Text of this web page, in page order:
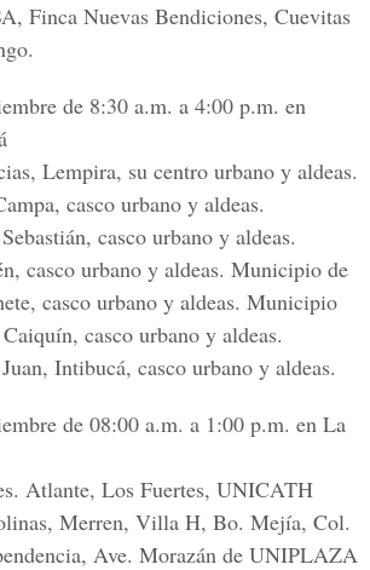
Finca Nuevas Bendiciones, Cuevitas
de 8:30 a.m. a 4:00 p.m. en
Lempira, su centro urbano y aldeas.
casco urbano y aldeas.
casco urbano y aldeas.
casco urbano y aldeas. Municipio de
casco urbano y aldeas. Municipio
casco urbano y aldeas.
Intibucá, casco urbano y aldeas.
de 08:00 a.m. a 1:00 p.m. en La
Atlante, Los Fuertes, UNICATH
Merren, Villa H, Bo. Mejía, Col.
Ave. Morazán de UNIPLAZA